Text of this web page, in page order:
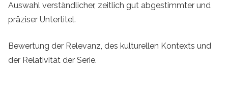
Auswahl verständlicher, zeitlich gut abgestimmter und
präziser Untertitel.
Bewertung der Relevanz, des kulturellen Kontexts und
der Relativität der Serie.